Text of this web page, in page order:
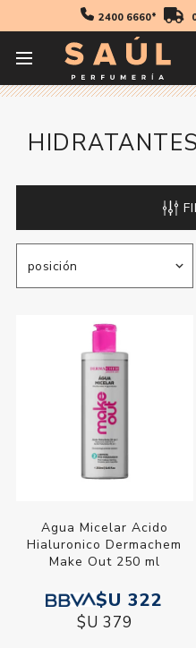
2400 6660*
Cosmetica
Agua Micelar Acido
Hialuronico Dermachem
Make Out 250 ml
$U 322
$U 379